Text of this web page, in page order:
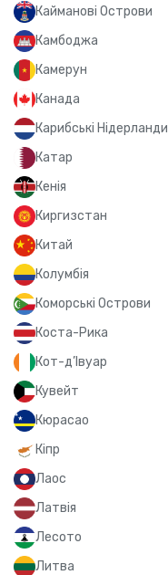
Кайманові Острови
Камбоджа
Камерун
Канада
Карибські Нідерланди
Катар
Кенія
Киргизстан
Китай
Колумбія
Коморські Острови
Коста-Рика
Кот-д’Івуар
Кувейт
Кюрасао
Кіпр
Лаос
Латвія
Лесото
Литва